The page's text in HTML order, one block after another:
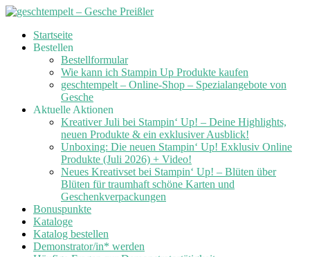
Skip
Startseite
Bestellen
Bestellformular
Wie kann ich Stampin Up Produkte kaufen
geschtempelt – Online-Shop – Spezialangebote von
Gesche
Aktuelle Aktionen
Kreativer Juli bei Stampin‘ Up! – Deine Highlights,
neuen Produkte & ein exklusiver Ausblick!
Unboxing: Die neuen Stampin‘ Up! Exklusiv Online
Produkte (Juli 2026) + Video!
Neues Kreativset bei Stampin‘ Up! – Blüten über
Blüten für traumhaft schöne Karten und
Geschenkverpackungen
Bonuspunkte
Kataloge
Katalog bestellen
Demonstrator/in* werden